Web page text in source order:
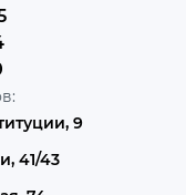
9
41/43